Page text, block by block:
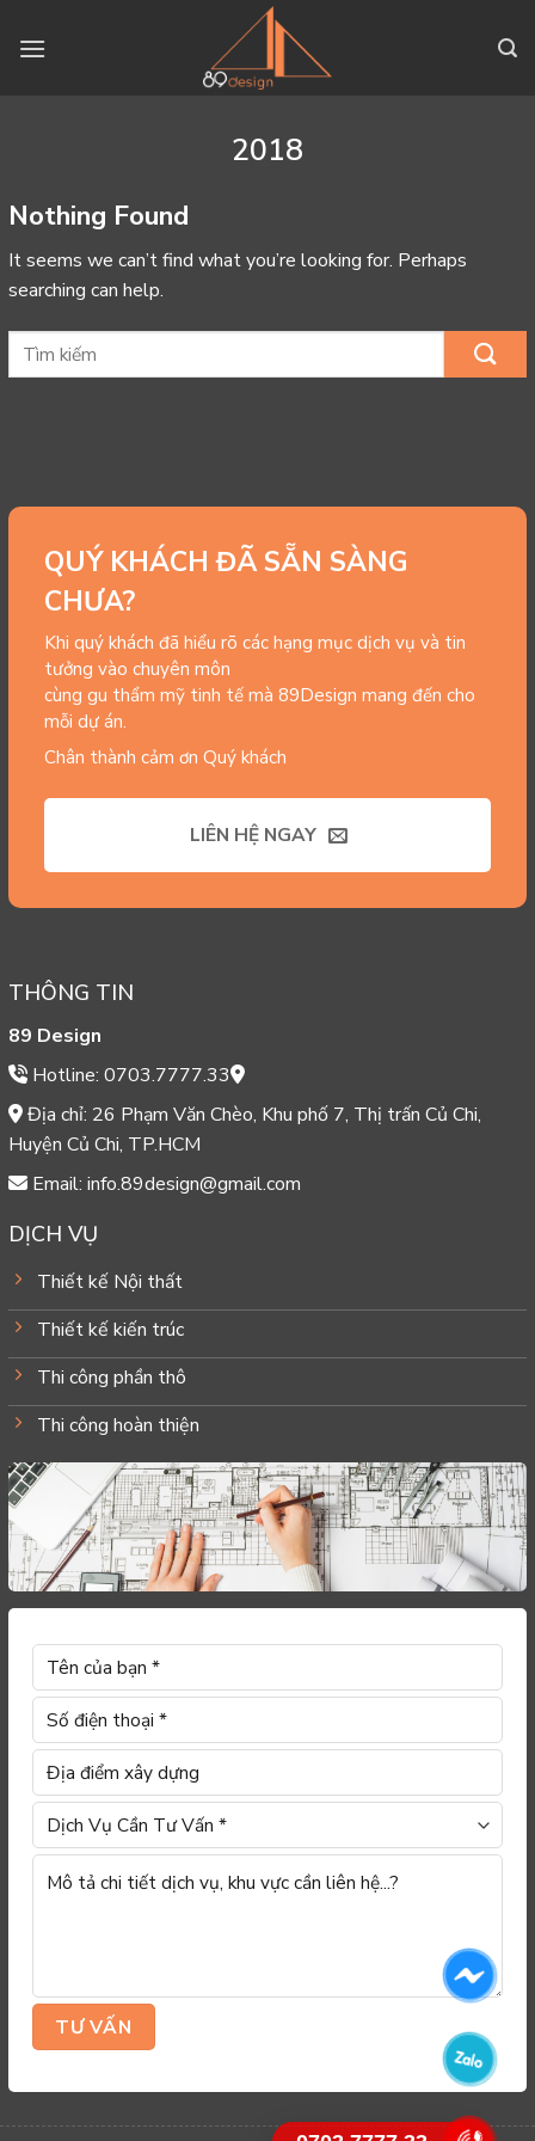
2018
Nothing Found
It seems we can’t find what you’re looking for. Perhaps
searching can help.
QUÝ KHÁCH ĐÃ SẴN SÀNG
CHƯA?
Khi quý khách đã hiểu rõ các hạng mục dịch vụ và tin
tưởng vào chuyên môn
cùng gu thẩm mỹ tinh tế mà 89Design mang đến cho
mỗi dự án.
Chân thành cảm ơn Quý khách
LIÊN HỆ NGAY
THÔNG TIN
89 Design
Hotline: 0703.7777.33
Địa chỉ: 26 Phạm Văn Chèo, Khu phố 7, Thị trấn Củ Chi,
Huyện Củ Chi, TP.HCM
Email: info.89design@gmail.com
DỊCH VỤ
Thiết kế Nội thất
Thiết kế kiến trúc
Thi công phần thô
Thi công hoàn thiện